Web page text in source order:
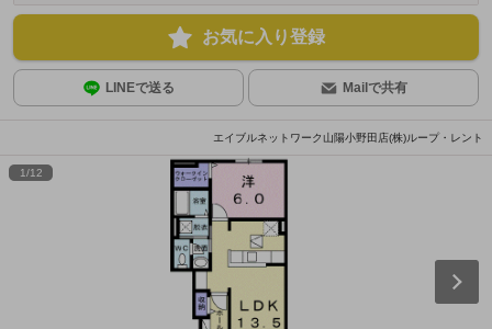
お気に入り登録
LINEで送る Mailで共有
エイブルネットワーク山陽小野田店(株)ループ・レント
1/12